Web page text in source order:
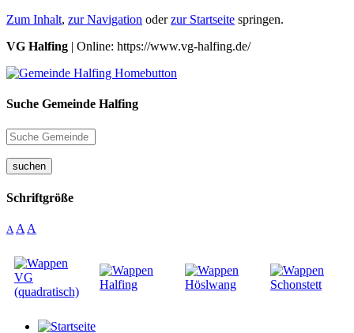
Zum Inhalt, zur Navigation oderzur Startseite springen.
VG Halfing | Online: https://www.vg-halfing.de/
Suche Gemeinde Halfing
suchen
Schriftgröße
A A A